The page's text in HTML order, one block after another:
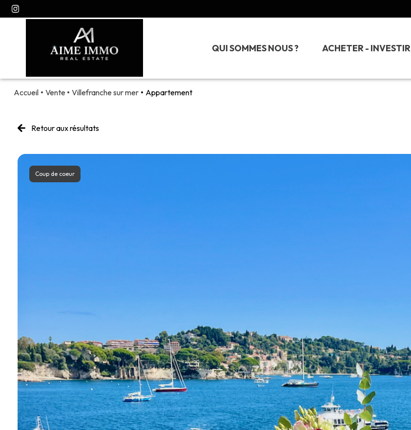
QUI SOMMES NOUS ? ACHETER - INVESTIR
Accueil Vente Villefranche sur mer Appartement
Retour aux résultats
Coup de coeur